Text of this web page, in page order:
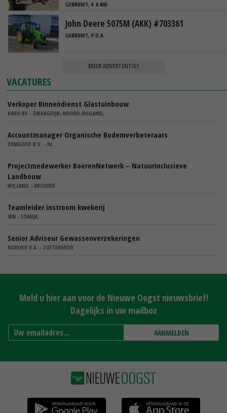
GEBRUIKT, € 4.400
John Deere 5075M (AKK) #703361
GEBRUIKT, P.O.A.
MEER ADVERTENTIES
VACATURES
Verkoper Binnendienst Glastuinbouw
KARO BV - ZWAAGDIJK, NOORD-HOLLAND,
Accountmanager Organische Bodemverbeteraars
COMGOED B.V. - NL
Projectmedewerker BoerenNetwerk – Natuurinclusieve
Landbouw
WIJ.LAND - ABCOUDE
Teamleider instroom kwekerij
IBN - SCHAIJK
Senior Adviseur Gewassenverzekeringen
AGRIVER U.A. - ZOETERMEER
Meld u hier aan voor de Nieuwe Oogst nieuwsbrief!
Dagelijks in uw mailbox
AANMELDEN